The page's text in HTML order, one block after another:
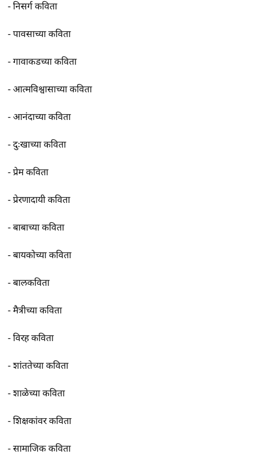
-निसर्ग कविता
-पावसाच्या कविता
-गावाकडच्या कविता
-आत्मविश्वासाच्या कविता
-आनंदाच्या कविता
-दुःखाच्या कविता
-प्रेम कविता
-प्रेरणादायी कविता
-बाबाच्या कविता
-बायकोच्या कविता
-बालकविता
-मैत्रीच्या कविता
-विरह कविता
-शांततेच्या कविता
-शाळेच्या कविता
-शिक्षकांवर कविता
-सामाजिक कविता